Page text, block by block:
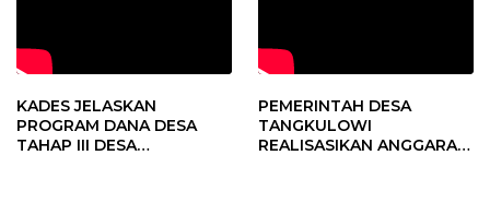
KADES JELASKAN
PROGRAM DANA DESA
TAHAP III DESA
PEMERINTAH DESA
TANGKULOWI
REALISASIKAN ANGGARAN